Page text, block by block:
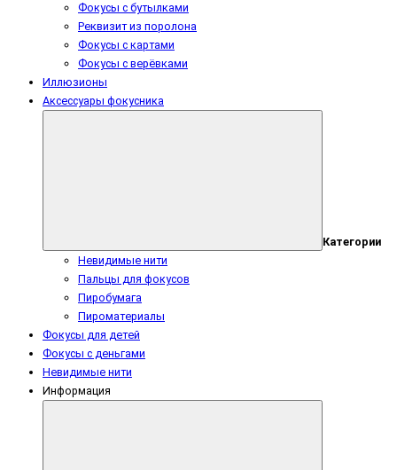
Фокусы с бутылками
Реквизит из поролона
Фокусы с картами
Фокусы с верёвками
Иллюзионы
Аксессуары фокусника
Категории
Невидимые нити
Пальцы для фокусов
Пиробумага
Пироматериалы
Фокусы для детей
Фокусы с деньгами
Невидимые нити
Информация